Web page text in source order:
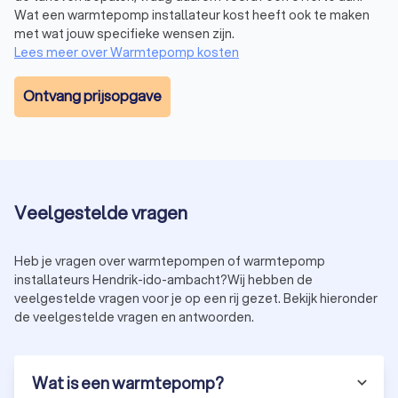
Na het fysiek plaatsen van de warmtepomp, volgt de
elektrische aansluiting en configuratie. Dit omvat het
aansluiten van de warmtepomp op het elektriciteitsnet en
werking. De installateur zorgt ervoor dat alles volgens de
geldende normen en voorschriften wordt uitgevoerd.
te verifiëren of de warmtepomp naar behoren werkt. De
efficiënte werking. Eventuele aanpassingen worden direct
doorgevoerd.
opgeleverd. De installateur geeft een uitgebreide uitleg over
Wat een warmtepomp installateur kost heeft ook te maken
met wat jouw specifieke wensen zijn.
Lees meer over Warmtepomp kosten
Ontvang prijsopgave
Veelgestelde vragen
Heb je vragen over warmtepompen of warmtepomp
installateurs Hendrik-ido-ambacht?Wij hebben de
veelgestelde vragen voor je op een rij gezet. Bekijk hieronder
de veelgestelde vragen en antwoorden.
Wat is een warmtepomp?